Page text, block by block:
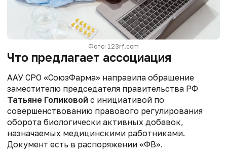
Фото: 123rf.com
Что предлагает ассоциация
ААУ СРО «СоюзФарма» направила обращение
заместителю председателя правительства РФ
Татьяне Голиковой с инициативой по
совершенствованию правового регулирования
оборота биологически активных добавок,
назначаемых медицинскими работниками.
Документ есть в распоряжении «ФВ».